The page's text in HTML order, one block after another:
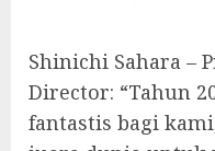
Shinichi Sahara –
Director: “Tahun
fantastis bagi